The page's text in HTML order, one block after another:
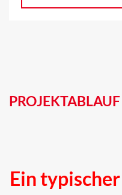
PROJEKTABLAUF
Ein